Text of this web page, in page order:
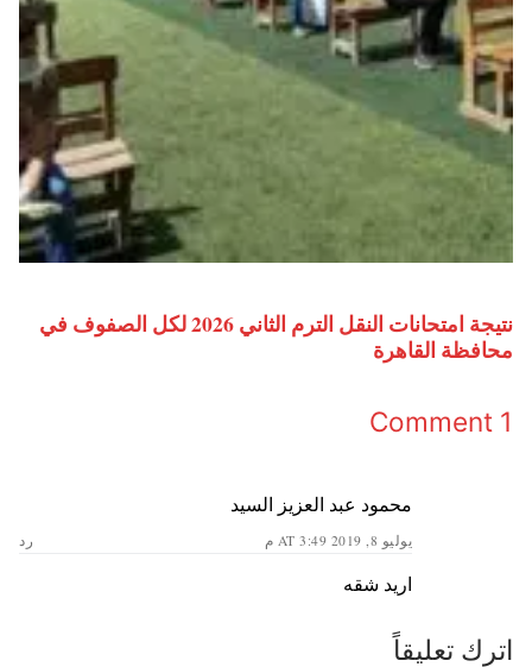
نتيجة امتحانات النقل الترم الثاني 2026 لكل الصفوف في
محافظة القاهرة
1 Comment
محمود عبد العزيز السيد
يوليو 8, 2019 AT 3:49 م رد
اريد شقه
اترك تعليقاً